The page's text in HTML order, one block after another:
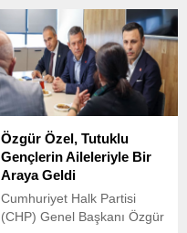
Özgür Özel, Tutuklu
Gençlerin Aileleriyle Bir
Araya Geldi
Cumhuriyet Halk Partisi
(CHP) Genel Başkanı Özgür